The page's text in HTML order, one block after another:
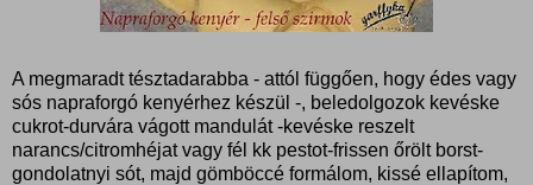
A megmaradt tésztadarabba - attól függően, hogy édes vagy
sós napraforgó kenyérhez készül -, beledolgozok kevéske
cukrot-durvára vágott mandulát -kevéske reszelt
narancs/citromhéjat vagy fél kk pestot-frissen őrölt borst-
gondolatnyi sót, majd gömböccé formálom, kissé ellapítom,